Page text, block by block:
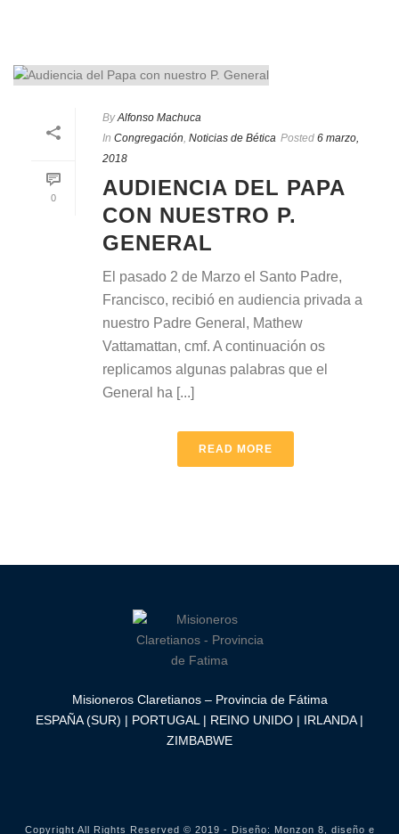
0
By Alfonso Machuca
In Congregación, Noticias de Bética Posted 6 marzo,
2018
AUDIENCIA DEL PAPA
CON NUESTRO P.
GENERAL
El pasado 2 de Marzo el Santo Padre,
Francisco, recibió en audiencia privada a
nuestro Padre General, Mathew
Vattamattan, cmf. A continuación os
replicamos algunas palabras que el
General ha [...]
READ MORE
Misioneros Claretianos – Provincia de Fátima
ESPAÑA (SUR) | PORTUGAL | REINO UNIDO | IRLANDA |
ZIMBABWE
Copyright All Rights Reserved © 2019 - Diseño: Monzon 8, diseño e